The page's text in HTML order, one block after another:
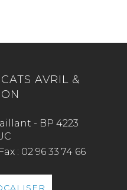
AVRIL &
- BP 4223
Fax : 02 96 33 74 66